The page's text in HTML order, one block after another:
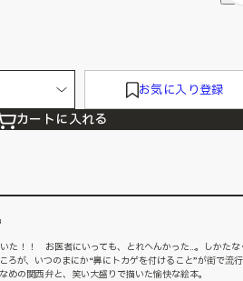
お気に入り登録
カートに入れる
た！！ お医者にいっても、とれへんかった…。しかたな
ろが、いつのまにか“鼻にトカゲを付けること”が街で流
めの関西弁と、笑い大盛りで描いた愉快な絵本。